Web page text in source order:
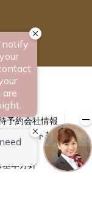
予約会社情報
ーポレート契約
基本方針